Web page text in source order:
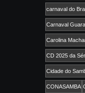
carnaval do
Carnaval
Carolina
CD 2025 da
Cidade do
CONASAMBA